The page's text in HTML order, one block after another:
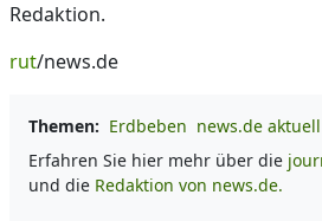
Redaktion.
rut/news.de
Themen: Erdbeben news.de aktuell
Erfahren Sie hier mehr über die
und die Redaktion von news.de.